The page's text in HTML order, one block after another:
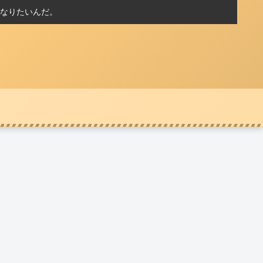
りたいんだ。